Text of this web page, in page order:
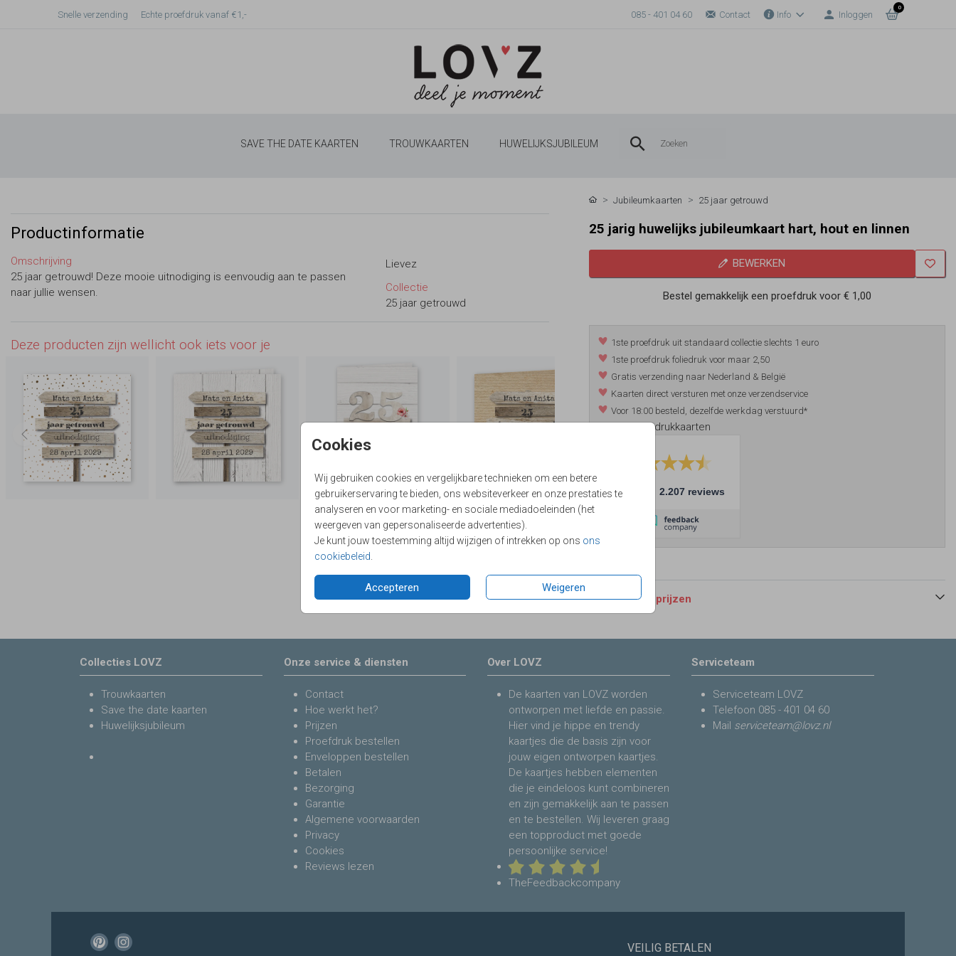
Snelle verzending Echte proefdruk vanaf €1,- 085 - 401 04 60 Contact Info Inloggen
0
SAVE THE DATE KAARTEN TROUWKAARTEN HUWELIJKSJUBILEUM
Cookies
Wij gebruiken cookies en vergelijkbare technieken om een betere
gebruikerservaring te bieden, ons websiteverkeer en onze prestaties te
analyseren en voor marketing- en sociale mediadoeleinden (het
weergeven van gepersonaliseerde advertenties).
Je kunt jouw toestemming altijd wijzigen of intrekken op ons ons
cookiebeleid
Accepteren Weigeren
Productinformatie
Omschrijving
25 jaar getrouwd! Deze mooie uitnodiging is eenvoudig aan te passen
naar jullie wensen.
Lievez
Collectie
25 jaar getrouwd
Deze producten zijn wellicht ook iets voor je
Jubileumkaarten 25 jaar getrouwd
25 jarig huwelijks jubileumkaart hart, hout en linnen
BEWERKEN
Bestel gemakkelijk een proefdruk voor€ 1,00
1ste proefdruk uit standaard collectie slechts 1 euro
1ste proefdruk foliedruk voor maar 2,50
Gratis verzending naar Nederland & België
Kaarten direct versturen met onze verzendservice
Voor 18:00 besteld, dezelfde werkdag verstuurd*
*m.u.v. foliedrukkaarten
9.4 2.207 reviews
Formaten en prijzen
Collecties LOVZ
Trouwkaarten
Save the date kaarten
Huwelijksjubileum
Onze service & diensten
Contact
Hoe werkt het?
Prijzen
Proefdruk bestellen
Enveloppen bestellen
Betalen
Bezorging
Garantie
Algemene voorwaarden
Privacy
Cookies
Reviews lezen
Over LOVZ
De kaarten van LOVZ worden
ontworpen met liefde en passie.
Hier vind je hippe en trendy
kaartjes die de basis zijn voor
jouw eigen ontworpen kaartjes.
De kaartjes hebben elementen
die je eindeloos kunt combineren
en zijn gemakkelijk aan te passen
en te bestellen. Wij leveren graag
een topproduct met goede
persoonlijke service!
TheFeedbackcompany
Serviceteam
Serviceteam LOVZ
Telefoon 085 - 401 04 60
Mail serviceteam@lovz.nl
VEILIG BETALEN